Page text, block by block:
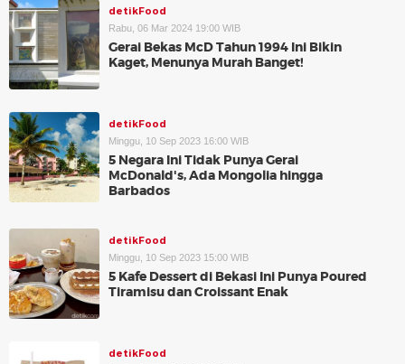
detikFood
Rabu, 06 Mar 2024 19:00 WIB
Gerai Bekas McD Tahun 1994 Ini Bikin
Kaget, Menunya Murah Banget!
detikFood
Minggu, 10 Sep 2023 16:00 WIB
5 Negara Ini Tidak Punya Gerai
McDonald's, Ada Mongolia hingga
Barbados
detikFood
Minggu, 10 Sep 2023 15:00 WIB
5 Kafe Dessert di Bekasi Ini Punya Poured
Tiramisu dan Croissant Enak
detikFood